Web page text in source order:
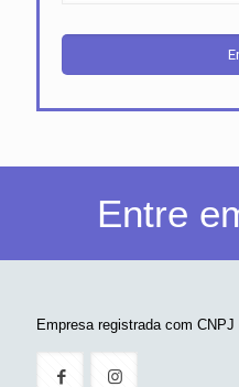
Entre
Empresa registrada com